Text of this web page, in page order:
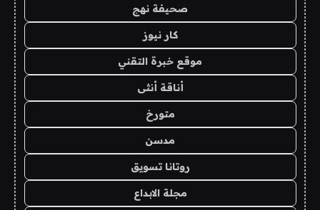
صحيفة نهج
كار نيوز
موقع خبرة التقني
أناقة أنثى
متورخ
مدسن
روتانا تسويق
مجلة الابداع